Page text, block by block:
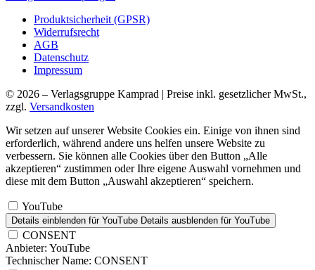
Produktsicherheit (GPSR)
Widerrufsrecht
AGB
Datenschutz
Impressum
© 2026 – Verlagsgruppe Kamprad | Preise inkl. gesetzlicher MwSt.,
zzgl. Versandkosten
Wir setzen auf unserer Website Cookies ein. Einige von ihnen sind
erforderlich, während andere uns helfen unsere Website zu
verbessern. Sie können alle Cookies über den Button „Alle
akzeptieren“ zustimmen oder Ihre eigene Auswahl vornehmen und
diese mit dem Button „Auswahl akzeptieren“ speichern.
YouTube
Details einblenden für YouTube Details ausblenden für YouTube
CONSENT
Anbieter: YouTube
Technischer Name: CONSENT